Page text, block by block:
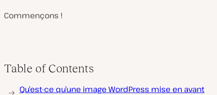
Commençons !
Table of Contents
Qu’est-ce qu’une image WordPress mise en avant